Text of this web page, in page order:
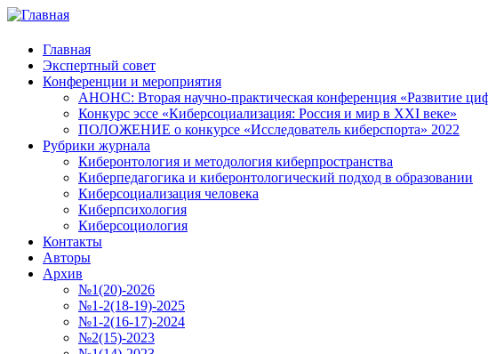
Главная
Экспертный совет
Конференции и мероприятия
АНОНС: Вторая научно-практическая конференция «Развитие
Конкурс эссе «Киберсоциализация: Россия и мир в XXI веке»
ПОЛОЖЕНИЕ о конкурсе «Исследователь киберспорта» 2022
Рубрики журнала
Киберонтология и методология киберпространства
Киберпедагогика и киберонтологический подход в образовании
Киберсоциализация человека
Киберпсихология
Киберсоциология
Контакты
Авторы
Архив
№1(20)-2026
№1-2(18-19)-2025
№1-2(16-17)-2024
№2(15)-2023